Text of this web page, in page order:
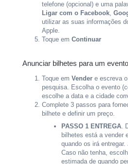
telefone (opcional) e uma
Ligar com o Facebook,
utilizar as suas informações
Apple.
Toque em Continuar
Anunciar bilhetes para um evento
Toque em Vender e escreva
pesquisa. Escolha o evento
escolhe a data e a cidade
Complete 3 passos para
bilhete e definir um preço.
PASSO 1 ENTREGA.
bilhetes está a vender
quando os irá
Caso não tenha,
estimada de quando